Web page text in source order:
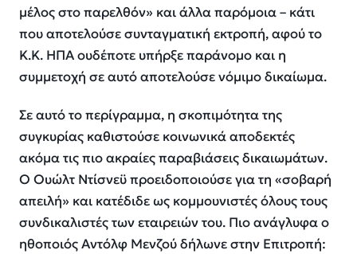
μέλος στο παρελθόν» και άλλα παρόμοια – κάτι
που αποτελούσε συνταγματική εκτροπή, αφού το
Κ.Κ. ΗΠΑ ουδέποτε υπήρξε παράνομο και η
συμμετοχή σε αυτό αποτελούσε νόμιμο δικαίωμα.
Σε αυτό το περίγραμμα, η σκοπιμότητα της
συγκυρίας καθιστούσε κοινωνικά αποδεκτές
ακόμα τις πιο ακραίες παραβιάσεις δικαιωμάτων.
Ο Ουώλτ Ντίσνεϋ προειδοποιούσε για τη «σοβαρή
απειλή» και κατέδιδε ως κομμουνιστές όλους τους
συνδικαλιστές των εταιρειών του. Πιο ανάγλυφα ο
ηθοποιός Αντόλφ Μενζού δήλωνε στην Επιτροπή: